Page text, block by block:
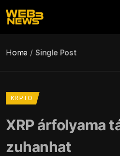
Home Single Post
KRIPTO
XRP árfolyama
zuhanhat